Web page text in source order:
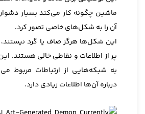
ماشین چگونه کار می‌کند بسیار
آن را به شکل‌های خاصی تصور کرد.
این شکل‌ها هرگز صاف یا گرد
پر از اطلاعات و نقاطی خالی هستند.
به شبکه‌هایی از ارتباطات مربوط
درباره آن‌ها اطلاعات زیادی دارد.